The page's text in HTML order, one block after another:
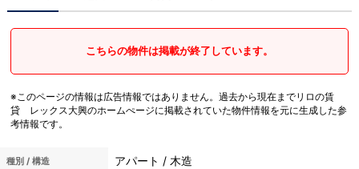
こちらの物件は掲載が終了しています。
※このページの情報は広告情報ではありません。過去から現在までリロの賃
貸 レックス大興のホームぺージに掲載されていた物件情報を元に生成した参
考情報です。
種別 / 構造 アパート / 木造